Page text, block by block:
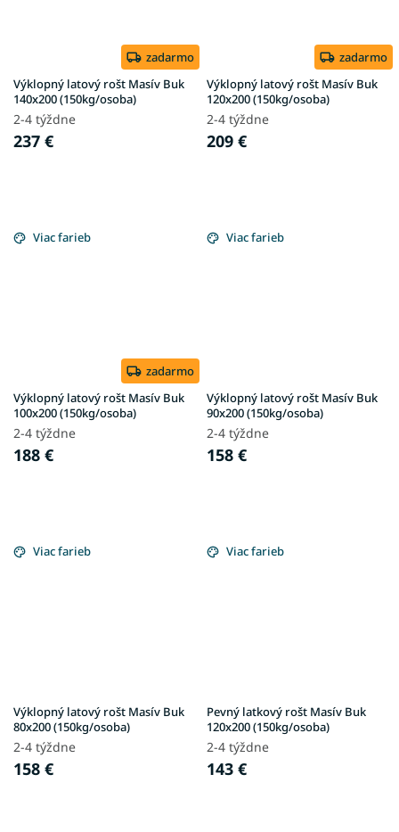
zadarmo
Výklopný latový rošt Masív Buk
140x200 (150kg/osoba)
2-4 týždne
237 €
zadarmo
Výklopný latový rošt Masív Buk
120x200 (150kg/osoba)
2-4 týždne
209 €
Viac farieb
zadarmo
Výklopný latový rošt Masív Buk
100x200 (150kg/osoba)
2-4 týždne
188 €
Viac farieb
Výklopný latový rošt Masív Buk
90x200 (150kg/osoba)
2-4 týždne
158 €
Viac farieb
Výklopný latový rošt Masív Buk
80x200 (150kg/osoba)
2-4 týždne
158 €
Viac farieb
Pevný latkový rošt Masív Buk
120x200 (150kg/osoba)
2-4 týždne
143 €